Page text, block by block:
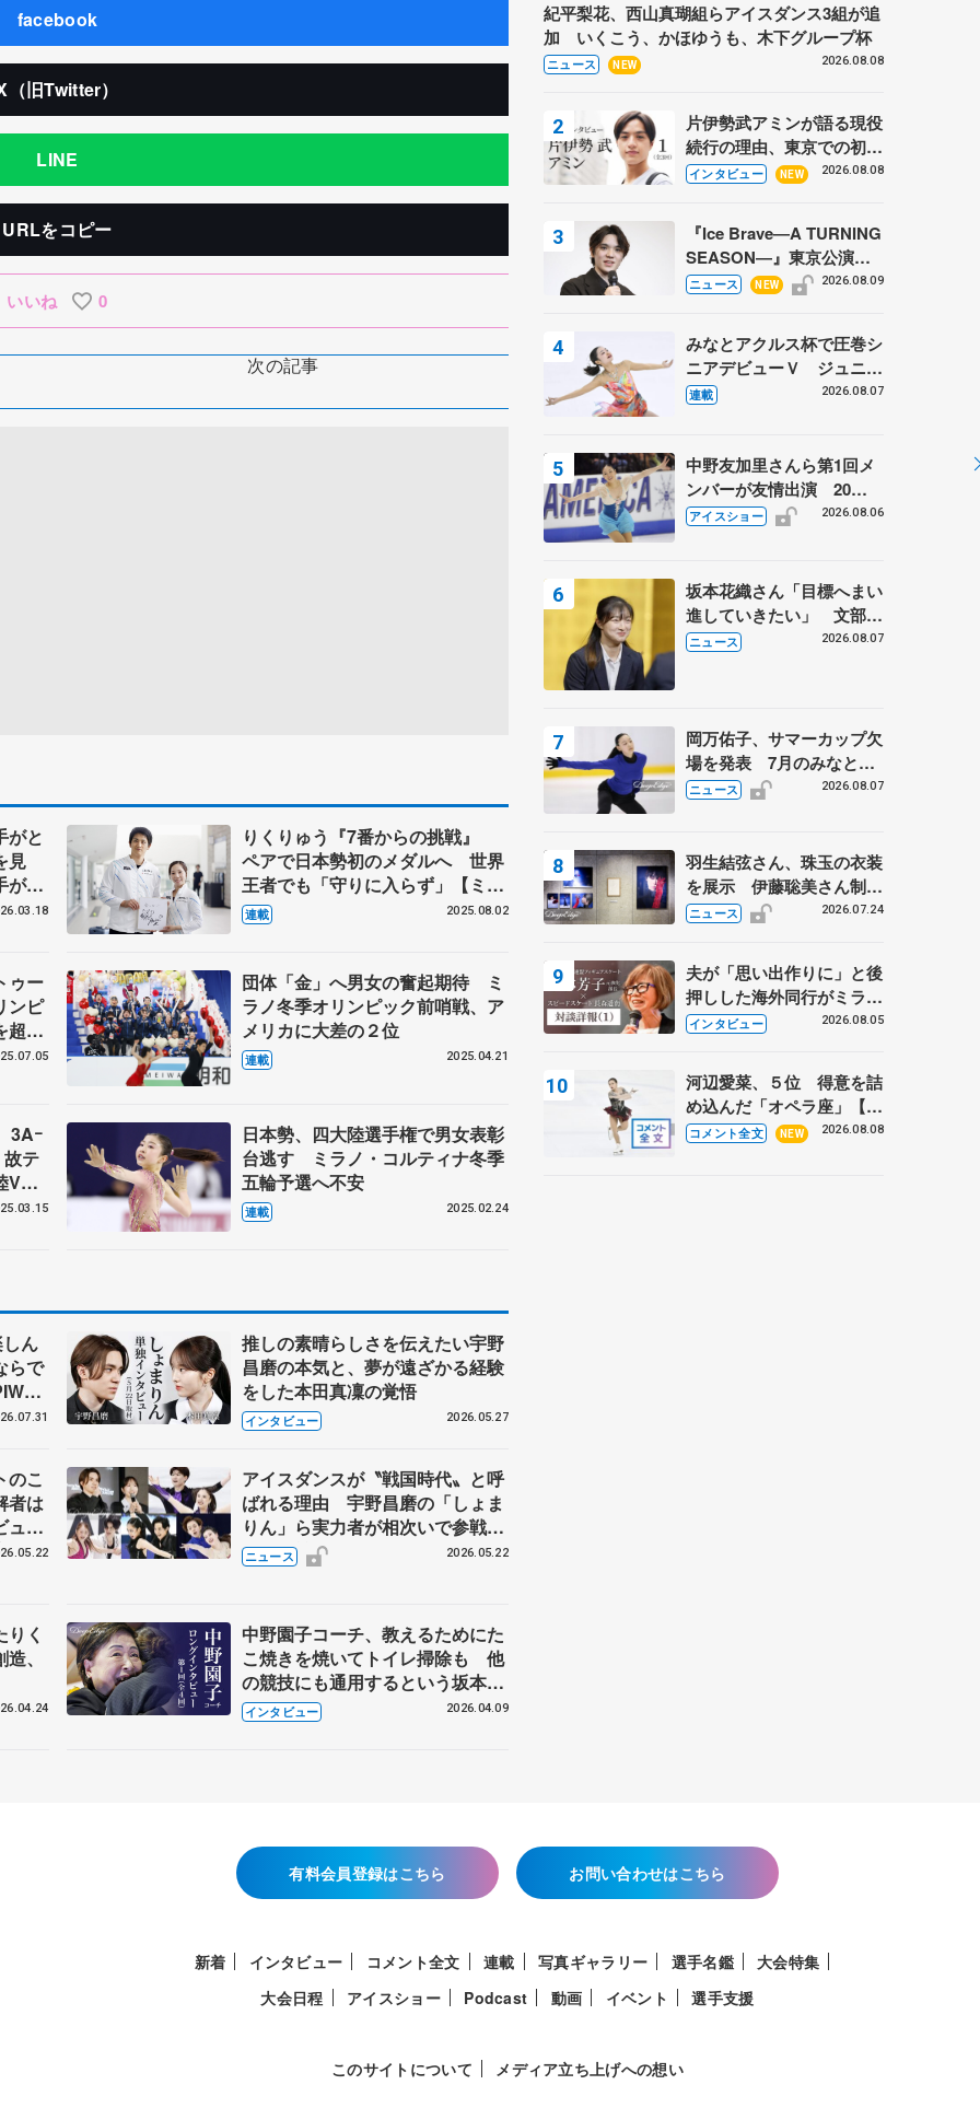
facebook
（旧Twitter）
LINE
URLをコピー
いいね 0
次の記事
がと
見
が出
二
りくりゅう『7番からの挑戦』
ペアで日本勢初のメダルへ 世界
王者でも「守りに入らず」【ミラ
ノ・コルティナ冬季オリンピック
開幕まで半年】
連載 2025.08.02
ゥー
ンピ
超豪
団体「金」へ男女の奮起期待 ミ
ラノ冬季オリンピック前哨戦、ア
メリカに大差の２位
連載 2025.04.21
3Aｰ
テ
陸V
日本勢、四大陸選手権で男女表彰
台逃す ミラノ・コルティナ冬季
五輪予選へ不安
連載 2025.02.24
ん
らで
前
推しの素晴らしさを伝えたい宇野
昌磨の本気と、夢が遠ざかる経験
をした本田真凜の覚悟
インタビュー 2026.05.27
のこ
者は
ュー
人、
アイスダンスが〝戦国時代〟と呼
ばれる理由 宇野昌磨の「しょま
りん」ら実力者が相次いで参戦
国内の競争激化
ニュース 2026.05.22
く
、
中野園子コーチ、教えるためにた
こ焼きを焼いてトイレ掃除も 他
の競技にも通用するという坂本花
織の筋肉
インタビュー 2026.04.09
紀平梨花、西山真瑚組らアイスダンス3組が追
加 いくこう、かほゆうも、木下グループ杯
ニュース NEW 2026.08.08
片伊勢武アミンが語る現役
続行の理由、東京での初め
ての一人暮らし 注目スケ
インタビュー NEW 2026.08.08
『Ice Brave―A TURNING
SEASON―』東京公演が
開幕、宇野昌磨の『Ice
ニュース NEW 2026.08.09
みなとアクルス杯で圧巻シ
ニアデビューＶ ジュニア
で４シーズン無敗の島田麻
連載 2026.08.07
中野友加里さんら第1回メ
ンバーが友情出演 20周
年の「フレンズオンアイ
アイスショー 2026.08.06
坂本花織さん「目標へまい
進していきたい」 文部科
学省スポーツ表彰式で代表
ニュース 2026.08.07
岡万佑子、サマーカップ欠
場を発表 7月のみなとア
クルス杯は腰痛の影響で
ニュース 2026.08.07
羽生結弦さん、珠玉の衣装
を展示 伊藤聡美さん制作
の一点もの、矢口亨さんが
ニュース 2026.07.24
夫が「思い出作りに」と後
押しした海外同行がミラノ
まで… 繁華街のリンクで
に 小林芳子さんが振り返
るスケート人生
インタビュー 2026.08.05
河辺愛菜、５位 得意を詰
め込んだ「オペラ座」【み
なとアクルス杯フリー】
コメント全文 NEW 2026.08.08
有料会員登録はこちら お問い合わせはこちら
新着 インタビュー コメント全文 連載 写真ギャラリー 選手名鑑
大会特集
大会日程
アイスショー Podcast 動画 イベント 選手支援
このサイトについて メディア立ち上げへの想い